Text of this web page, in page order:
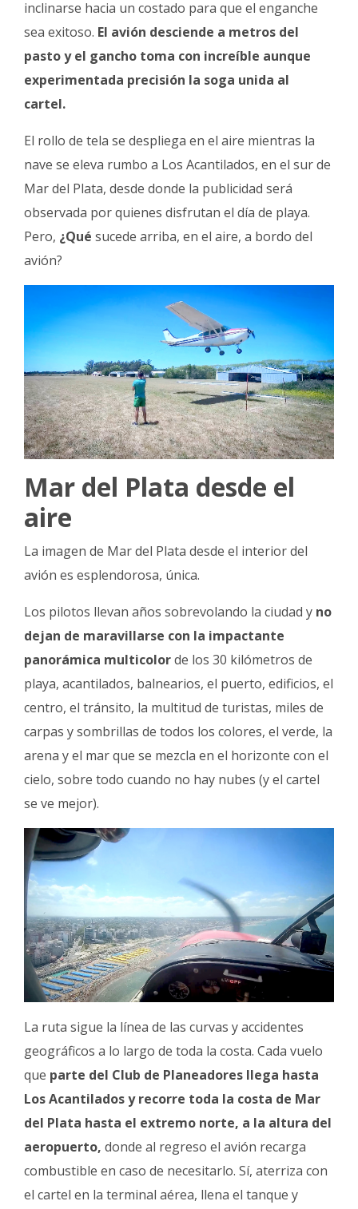
inclinarse hacia un costado para que el enganche
sea exitoso. El avión desciende a metros del
pasto y el gancho toma con increíble aunque
experimentada precisión la soga unida al
cartel.
El rollo de tela se despliega en el aire mientras la
nave se eleva rumbo a Los Acantilados, en el sur de
Mar del Plata, desde donde la publicidad será
observada por quienes disfrutan el día de playa.
Pero, ¿Qué sucede arriba, en el aire, a bordo del
avión?
Mar del Plata desde el
aire
La imagen de Mar del Plata desde el interior del
avión es esplendorosa, única.
Los pilotos llevan años sobrevolando la ciudad y no
dejan de maravillarse con la impactante
panorámica multicolorde los 30 kilómetros de
playa, acantilados, balnearios, el puerto, edificios, el
centro, el tránsito, la multitud de turistas, miles de
carpas y sombrillas de todos los colores, el verde, la
arena y el mar que se mezcla en el horizonte con el
cielo, sobre todo cuando no hay nubes (y el cartel
se ve mejor).
La ruta sigue la línea de las curvas y accidentes
geográficos a lo largo de toda la costa. Cada vuelo
que parte del Club de Planeadores llega hasta
Los Acantilados y recorre toda la costa de Mar
del Plata hasta el extremo norte, a la altura del
aeropuerto, donde al regreso el avión recarga
combustible en caso de necesitarlo. Sí, aterriza con
el cartel en la terminal aérea, llena el tanque y